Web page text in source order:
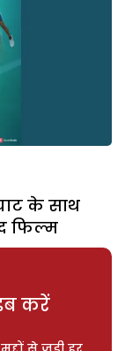
के साथ
फिल्म
करें